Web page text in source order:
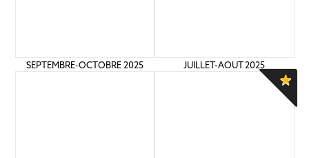
SEPTEMBRE-OCTOBRE 2025 JUILLET-AOUT 2025